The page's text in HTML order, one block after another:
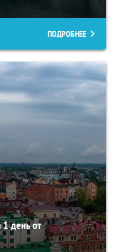
ПОДРОБНЕЕ
1 день от